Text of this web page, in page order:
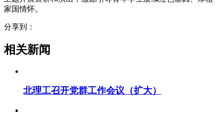
家国情怀。
分享到：
相关新闻
北理工召开党群工作会议（扩大）